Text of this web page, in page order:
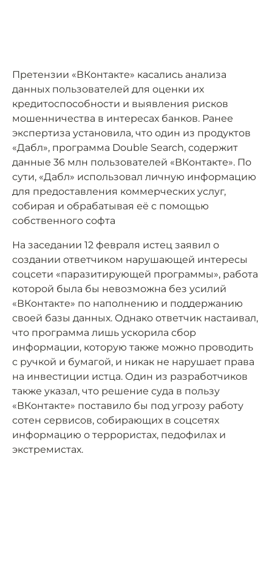
Претензии «ВКонтакте» касались анализа
данных пользователей для оценки их
кредитоспособности и выявления рисков
мошенничества в интересах банков. Ранее
экспертиза установила, что один из продуктов
«Дабл», программа Double Search, содержит
данные 36 млн пользователей «ВКонтакте». По
сути, «Дабл» использовал личную информацию
для предоставления коммерческих услуг,
собирая и обрабатывая её с помощью
собственного софта
На заседании 12 февраля истец заявил о
создании ответчиком нарушающей интересы
соцсети «паразитирующей программы», работа
которой была бы невозможна без усилий
«ВКонтакте» по наполнению и поддержанию
своей базы данных. Однако ответчик настаивал,
что программа лишь ускорила сбор
информации, которую также можно проводить
с ручкой и бумагой, и никак не нарушает права
на инвестиции истца. Один из разработчиков
также указал, что решение суда в пользу
«ВКонтакте» поставило бы под угрозу работу
сотен сервисов, собирающих в соцсетях
информацию о террористах, педофилах и
экстремистах.